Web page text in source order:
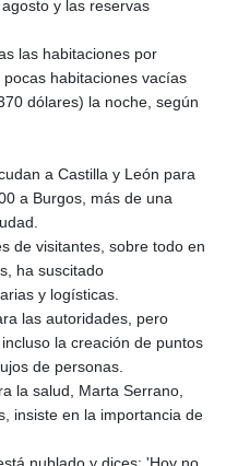
y las reservas
las habitaciones por
habitaciones vacías
dólares) la noche, según
a Castilla y León para
a Burgos, más de una
de visitantes, sobre todo en
ha suscitado
y logísticas.
las autoridades, pero
la creación de puntos
de personas.
la salud, Marta Serrano,
insiste en la importancia de